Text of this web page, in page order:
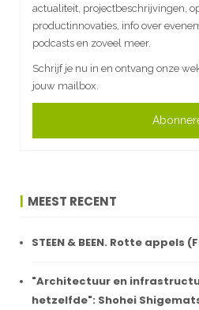
actualiteit, projectbeschrijvingen,
productinnovaties, info over
podcasts en zoveel meer.
Schrijf je nu in en ontvang onze
jouw mailbox.
MEEST RECENT
STEEN & BEEN. Rotte appels
"Architectuur en
hetzelfde": Shohei